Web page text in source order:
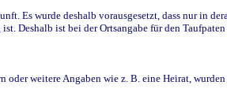
Es wurde deshalb vorausgesetzt, dass nur in
Deshalb ist bei der Ortsangabe für den
weitere Angaben wie z. B. eine Heirat, wurden